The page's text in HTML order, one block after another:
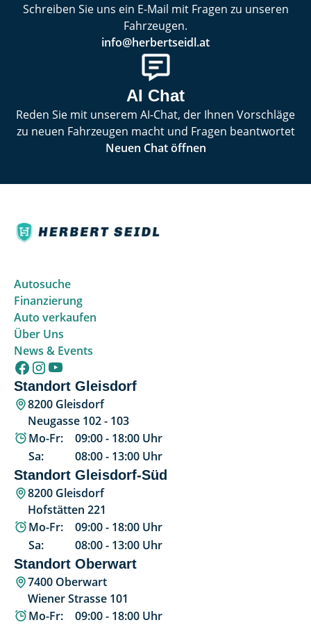
Schreiben Sie uns ein E-Mail mit Fragen zu unseren
Fahrzeugen.
info@herbertseidl.at
AI Chat
Reden Sie mit unserem AI-Chat, der Ihnen Vorschläge
zu neuen Fahrzeugen macht und Fragen beantwortet
Neuen Chat öffnen
Autosuche
Finanzierung
Auto verkaufen
Über Uns
News & Events
Standort Gleisdorf
8200 Gleisdorf
Neugasse 102 - 103
Mo-Fr:
09:00- 18:00 Uhr
Sa:
08:00- 13:00 Uhr
Standort Gleisdorf-Süd
8200 Gleisdorf
Hofstätten 221
Mo-Fr:
09:00- 18:00 Uhr
Sa:
08:00- 13:00 Uhr
Standort Oberwart
7400 Oberwart
Wiener Strasse 101
Mo-Fr:
09:00- 18:00 Uhr